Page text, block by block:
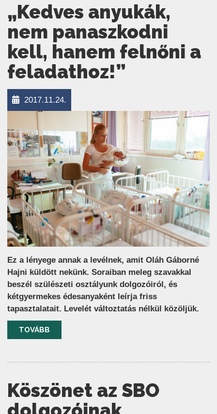
„Kedves anyukák,
nem panaszkodni
kell, hanem felnőni a
feladathoz!”
2017.11.24.
Ez a lényege annak a levélnek, amit Oláh Gáborné
Hajni küldött nekünk. Soraiban meleg szavakkal
beszél szülészeti osztályunk dolgozóiról, és
kétgyermekes édesanyaként leírja friss
tapasztalatait. Levelét változtatás nélkül közöljük.
TOVÁBB
Köszönet az SBO